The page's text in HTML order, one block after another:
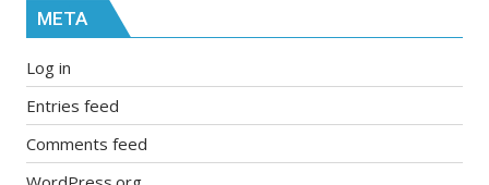
META
Log in
Entries feed
Comments feed